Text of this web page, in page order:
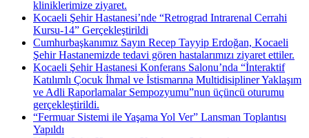
kliniklerimize ziyaret.
Kocaeli Şehir Hastanesi’nde “Retrograd Intrarenal Cerrahi
Kursu-14” Gerçekleştirildi
Cumhurbaşkanımız Sayın Recep Tayyip Erdoğan, Kocaeli
Şehir Hastanemizde tedavi gören hastalarımızı ziyaret ettiler.
Kocaeli Şehir Hastanesi Konferans Salonu’nda “İnteraktif
Katılımlı Çocuk İhmal ve İstismarına Multidisipliner Yaklaşım
ve Adli Raporlamalar Sempozyumu”nun üçüncü oturumu
gerçekleştirildi.
“Fermuar Sistemi ile Yaşama Yol Ver” Lansman Toplantısı
Yapıldı